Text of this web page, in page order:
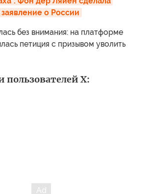
о России
без внимания: на платформе
петиция с призывом уволить
X: